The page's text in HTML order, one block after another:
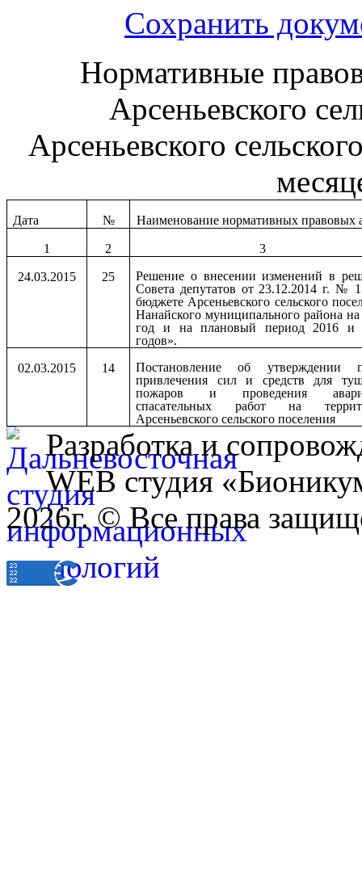
Сохранить
Нормативные
Арсеньевского
Арсеньевского
Дата № Наименование нормативных правовых
1 2 3
24.03.2015 25
Решение о внесении изменений в
Совета депутатов от 23.12.2014 г. №
бюджете Арсеньевского сельского
Нанайского муниципального района
год и на плановый период 2016 и
годов».
02.03.2015
14
Постановление об утверждении
привлечения сил и средств для
пожаров и проведения
спасательных работ на
Арсеньевского сельского поселения
Разработка и
WEB студия
2026г. © Все права